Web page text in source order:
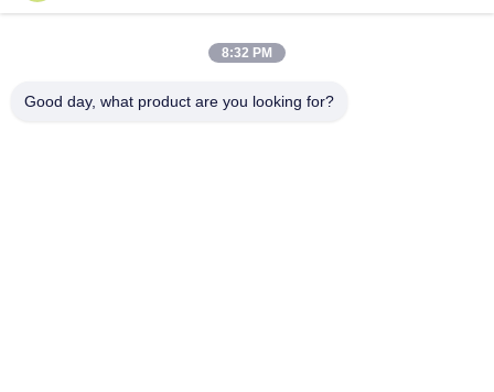
008613580404923
8:32 PM
Good day, what product are you looking for?